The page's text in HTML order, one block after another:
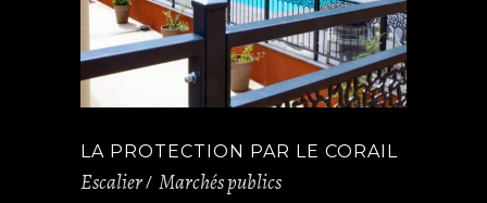
LA PROTECTION PAR LE CORAIL
Escalier Marchés publics